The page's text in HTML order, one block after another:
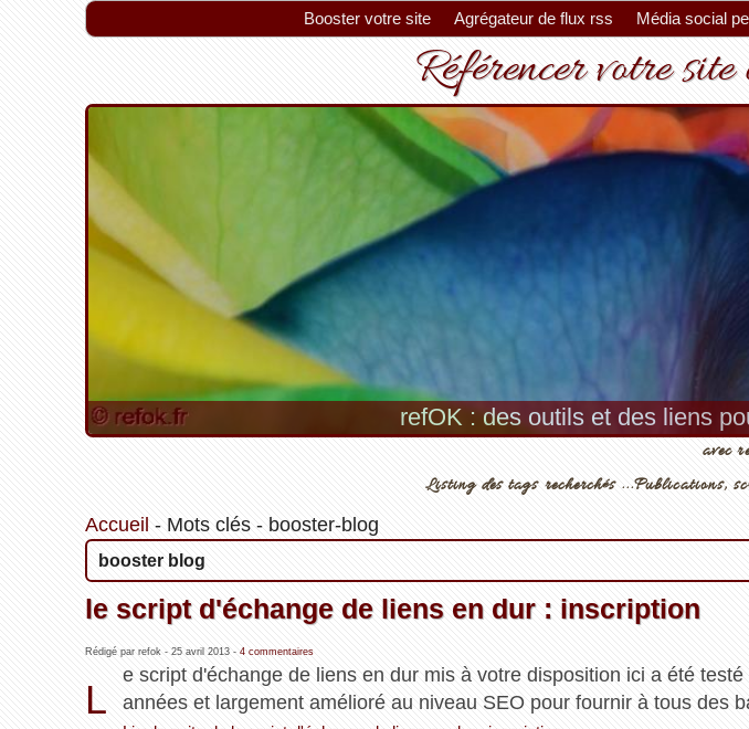
Booster votre site Agrégateur de flux rss Média social
Référencer votre
refOK : des outils et des liens
avec
Listing des tags recherchés ...Publications,
Accueil - Mots clés- booster-blog
booster blog
le script d'échange de liens en dur : inscription
Rédigé par refok - 25 avril 2013- 4 commentaires
L
e script d'échange de liens en dur mis à votre disposition ici a été
années et largement amélioré au niveau SEO pour fournir à tous des